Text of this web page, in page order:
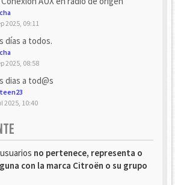
2025, 09:11
días a todos.
2025, 08:58
dias a tod@s
2025, 10:40
no pertenece, representa o
con la marca Citroën o su grupo